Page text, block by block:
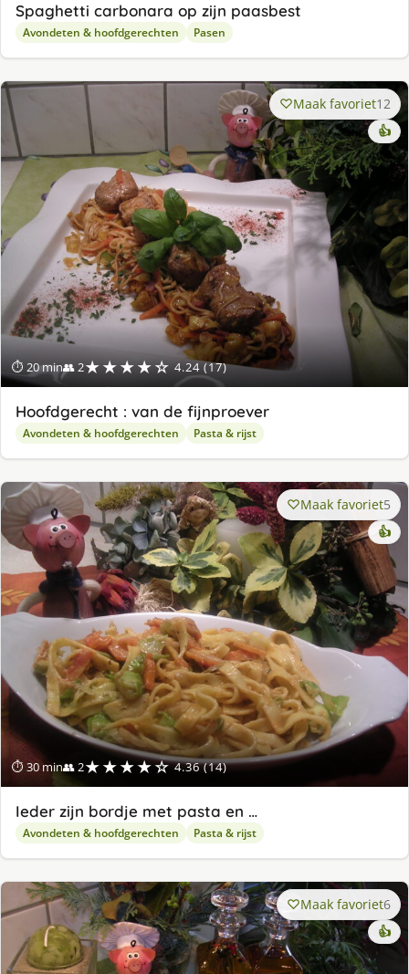
Spaghetti carbonara op zijn paasbest
Avondeten & hoofdgerechten Pasen
⏱ 20 min👥 2★★★★☆ 4.24 (17)
Maak favoriet12
👍
Hoofdgerecht : van de fijnproever
Avondeten & hoofdgerechten Pasta & rijst
⏱ 30 min👥 2★★★★☆ 4.36 (14)
Maak favoriet5
👍
Ieder zijn bordje met pasta en …
Avondeten & hoofdgerechten Pasta & rijst
Maak favoriet6
👍